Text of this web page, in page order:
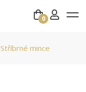
0
Stříbrné mince